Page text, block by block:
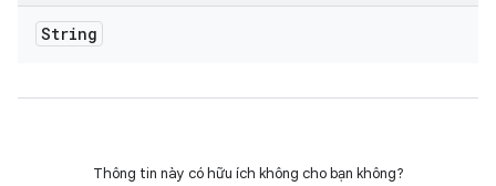
String
Thông tin này có hữu ích không cho bạn không?